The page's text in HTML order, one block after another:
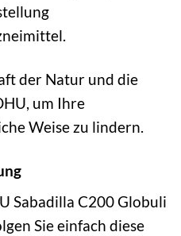
der Natur und die
um Ihre
Weise zu lindern.
Sabadilla C200 Globuli
Sie einfach diese